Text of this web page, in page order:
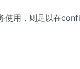
使用，则足以在